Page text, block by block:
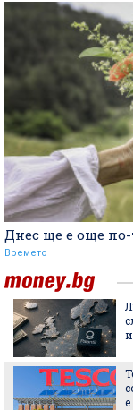
Днес ще е още
Времето